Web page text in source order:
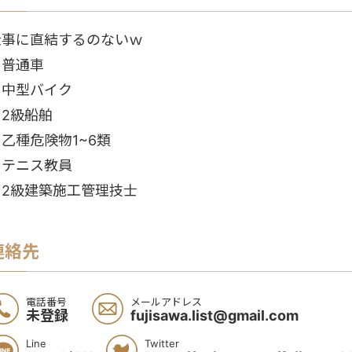
に直結するのないｗ
通車
型バイク
級船舶
種危険物1~6類
ニス教員
級建築施工管理技士
絡先
電話番号
未登録
メールアドレス
fujisawa.list@gmail.com
Line Twitter